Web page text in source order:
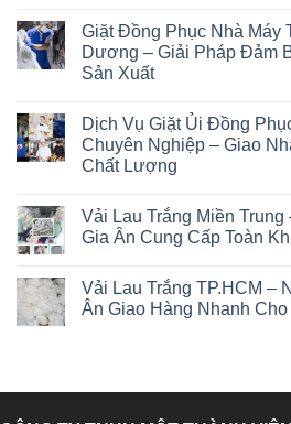
Giặt Đồng Phục Nhà Máy
Dương – Giải Pháp Đảm
Sản Xuất
Dịch Vụ Giặt Ủi Đồng
Chuyên Nghiệp – Giao
Chất Lượng
Vải Lau Trắng Miền
Gia Ân Cung Cấp Toàn
Vải Lau Trắng TP.HCM –
Ân Giao Hàng Nhanh